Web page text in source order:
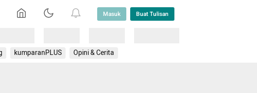
Masuk Buat Tulisan
kumparanPLUS Opini & Cerita